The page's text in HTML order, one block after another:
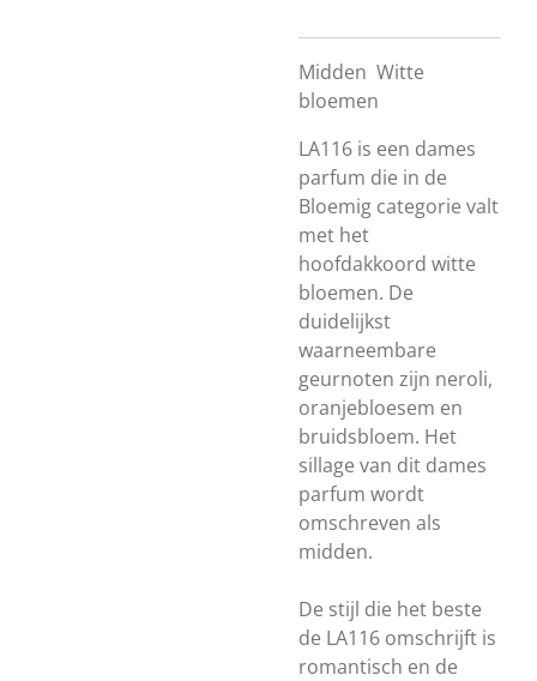
Midden Witte
bloemen
LA116 is een dames
parfum die in de
Bloemig categorie valt
met het
hoofdakkoord witte
bloemen. De
duidelijkst
waarneembare
geurnoten zijn neroli,
oranjebloesem en
bruidsbloem. Het
sillage van dit dames
parfum wordt
omschreven als
midden.
De stijl die het beste
de LA116 omschrijft is
romantisch en de